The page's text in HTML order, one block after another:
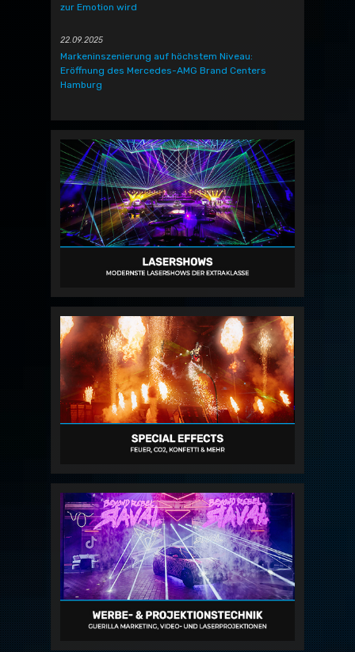
zur Emotion wird
22.09.2025
Markeninszenierung auf höchstem Niveau:
Eröffnung des Mercedes-AMG Brand Centers
Hamburg